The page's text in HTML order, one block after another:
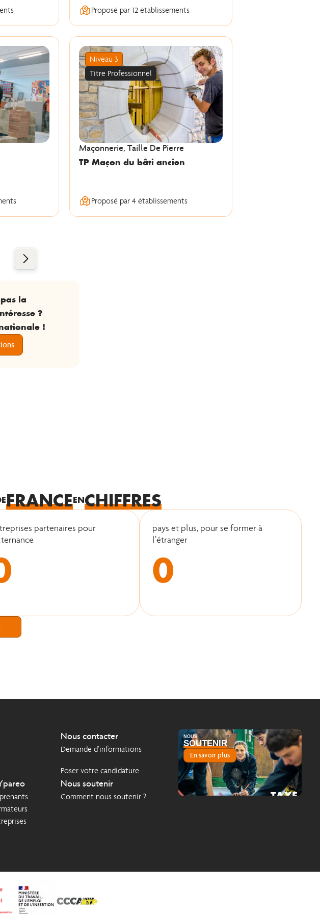
Proposé par 12 établissements
Niveau 3
Titre Professionnel
Maçonnerie, Taille De Pierre
TP Maçon du bâti ancien
Proposé par 4 établissements
Suivant
la
?
!
FRANCEENCHIFFRES
partenaires pour
pays et plus, pour se former à
l’étranger
0
Nous contacter
Demande d’informations
Poser votre candidature
Nous soutenir
Comment nous soutenir ?
NOUS
SOUTENIR
En savoir plus
TAXE